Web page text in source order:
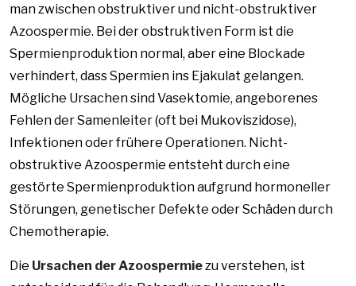
man zwischen obstruktiver und nicht-obstruktiver
Azoospermie. Bei der obstruktiven Form ist die
Spermienproduktion normal, aber eine Blockade
verhindert, dass Spermien ins Ejakulat gelangen.
Mögliche Ursachen sind Vasektomie, angeborenes
Fehlen der Samenleiter (oft bei Mukoviszidose),
Infektionen oder frühere Operationen. Nicht-
obstruktive Azoospermie entsteht durch eine
gestörte Spermienproduktion aufgrund hormoneller
Störungen, genetischer Defekte oder Schäden durch
Chemotherapie.
Die Ursachen der Azoospermiezu verstehen, ist